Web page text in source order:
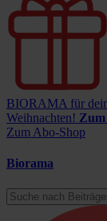
BIORAMA für
Weihnachten! Zum
Zum Abo-Shop
Biorama